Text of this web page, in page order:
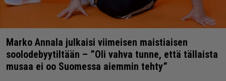
Marko Annala julkaisi viimeisen maistiaisen
soolodebyytiltään – ”Oli vahva tunne, että tällaista
musaa ei oo Suomessa aiemmin tehty”